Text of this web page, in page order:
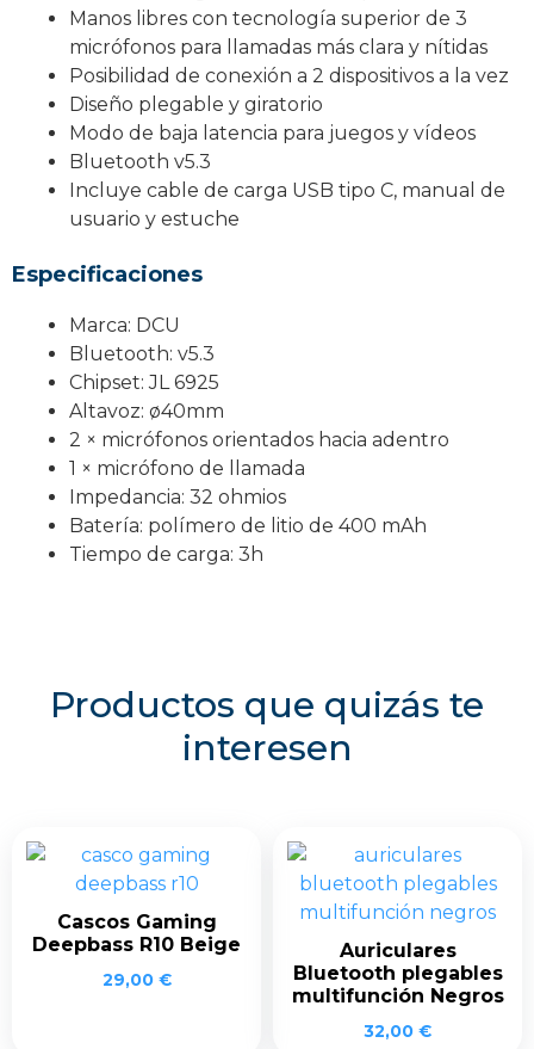
Manos libres con tecnología superior de 3
micrófonos para llamadas más clara y nítidas
Posibilidad de conexión a 2 dispositivos a la vez
Diseño plegable y giratorio
Modo de baja latencia para juegos y vídeos
Bluetooth v5.3
Incluye cable de carga USB tipo C, manual de
usuario y estuche
Especificaciones
Marca: DCU
Bluetooth: v5.3
Chipset: JL 6925
Altavoz: ø40mm
2 × micrófonos orientados hacia adentro
1 × micrófono de llamada
Impedancia: 32 ohmios
Batería: polímero de litio de 400 mAh
Tiempo de carga: 3h
Productos que quizás te
interesen
Cascos Gaming
Deepbass R10 Beige
29,00 €
Auriculares
Bluetooth plegables
multifunción Negros
32,00 €